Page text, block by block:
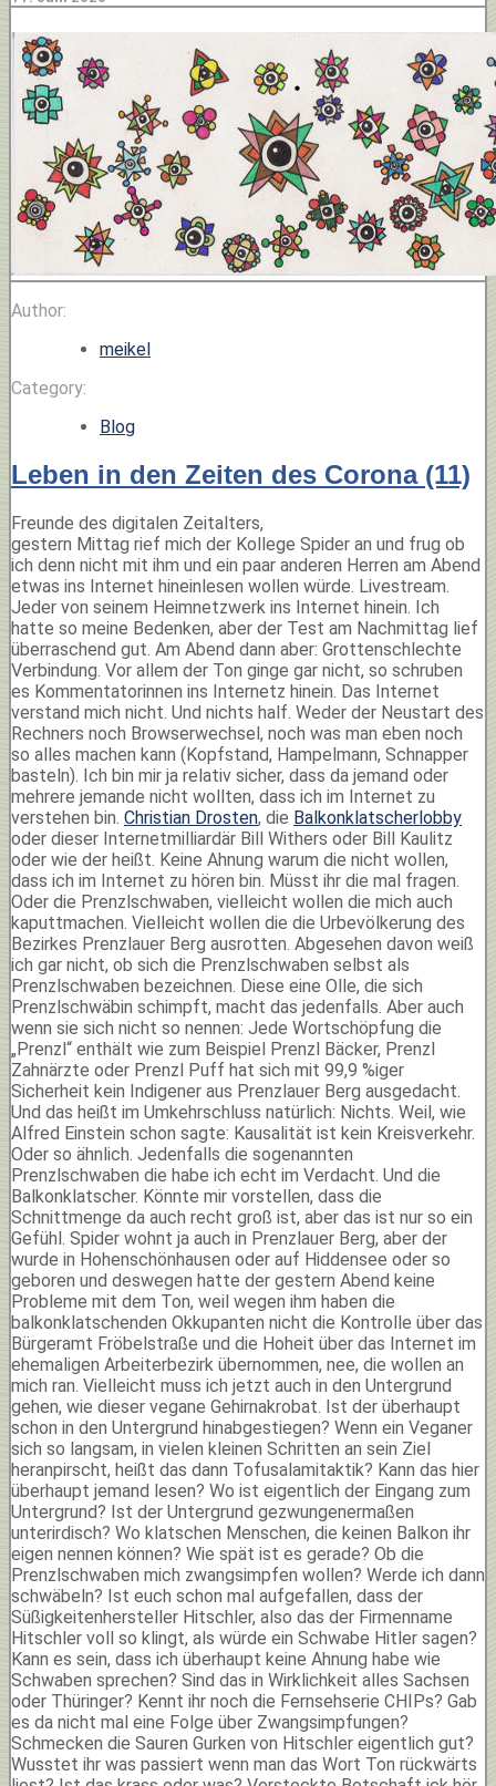
Author:
meikel
Category:
Blog
Leben in den Zeiten des Corona (11)
Freunde des digitalen Zeitalters,
gestern Mittag rief mich der Kollege Spider an und frug ob
ich denn nicht mit ihm und ein paar anderen Herren am Abend
etwas ins Internet hineinlesen wollen würde. Livestream.
Jeder von seinem Heimnetzwerk ins Internet hinein. Ich
hatte so meine Bedenken, aber der Test am Nachmittag lief
überraschend gut. Am Abend dann aber: Grottenschlechte
Verbindung. Vor allem der Ton ginge gar nicht, so schruben
es Kommentatorinnen ins Internetz hinein. Das Internet
verstand mich nicht. Und nichts half. Weder der Neustart des
Rechners noch Browserwechsel, noch was man eben noch
so alles machen kann (Kopfstand, Hampelmann, Schnapper
basteln). Ich bin mir ja relativ sicher, dass da jemand oder
mehrere jemande nicht wollten, dass ich im Internet zu
verstehen bin. Christian Drosten, die Balkonklatscherlobby
oder dieser Internetmilliardär Bill Withers oder Bill Kaulitz
oder wie der heißt. Keine Ahnung warum die nicht wollen,
dass ich im Internet zu hören bin. Müsst ihr die mal fragen.
Oder die Prenzlschwaben, vielleicht wollen die mich auch
kaputtmachen. Vielleicht wollen die die Urbevölkerung des
Bezirkes Prenzlauer Berg ausrotten. Abgesehen davon weiß
ich gar nicht, ob sich die Prenzlschwaben selbst als
Prenzlschwaben bezeichnen. Diese eine Olle, die sich
Prenzlschwäbin schimpft, macht das jedenfalls. Aber auch
wenn sie sich nicht so nennen: Jede Wortschöpfung die
„Prenzl“ enthält wie zum Beispiel Prenzl Bäcker, Prenzl
Zahnärzte oder Prenzl Puff hat sich mit 99,9 %iger
Sicherheit kein Indigener aus Prenzlauer Berg ausgedacht.
Und das heißt im Umkehrschluss natürlich: Nichts. Weil, wie
Alfred Einstein schon sagte: Kausalität ist kein Kreisverkehr.
Oder so ähnlich. Jedenfalls die sogenannten
Prenzlschwaben die habe ich echt im Verdacht. Und die
Balkonklatscher. Könnte mir vorstellen, dass die
Schnittmenge da auch recht groß ist, aber das ist nur so ein
Gefühl. Spider wohnt ja auch in Prenzlauer Berg, aber der
wurde in Hohenschönhausen oder auf Hiddensee oder so
geboren und deswegen hatte der gestern Abend keine
Probleme mit dem Ton, weil wegen ihm haben die
balkonklatschenden Okkupanten nicht die Kontrolle über das
Bürgeramt Fröbelstraße und die Hoheit über das Internet im
ehemaligen Arbeiterbezirk übernommen, nee, die wollen an
mich ran. Vielleicht muss ich jetzt auch in den Untergrund
gehen, wie dieser vegane Gehirnakrobat. Ist der überhaupt
schon in den Untergrund hinabgestiegen? Wenn ein Veganer
sich so langsam, in vielen kleinen Schritten an sein Ziel
heranpirscht, heißt das dann Tofusalamitaktik? Kann das hier
überhaupt jemand lesen? Wo ist eigentlich der Eingang zum
Untergrund? Ist der Untergrund gezwungenermaßen
unterirdisch? Wo klatschen Menschen, die keinen Balkon ihr
eigen nennen können? Wie spät ist es gerade? Ob die
Prenzlschwaben mich zwangsimpfen wollen? Werde ich dann
schwäbeln? Ist euch schon mal aufgefallen, dass der
Süßigkeitenhersteller Hitschler, also das der Firmenname
Hitschler voll so klingt, als würde ein Schwabe Hitler sagen?
Kann es sein, dass ich überhaupt keine Ahnung habe wie
Schwaben sprechen? Sind das in Wirklichkeit alles Sachsen
oder Thüringer? Kennt ihr noch die Fernsehserie CHIPs? Gab
es da nicht mal eine Folge über Zwangsimpfungen?
Schmecken die Sauren Gurken von Hitschler eigentlich gut?
Wusstet ihr was passiert wenn man das Wort Ton rückwärts